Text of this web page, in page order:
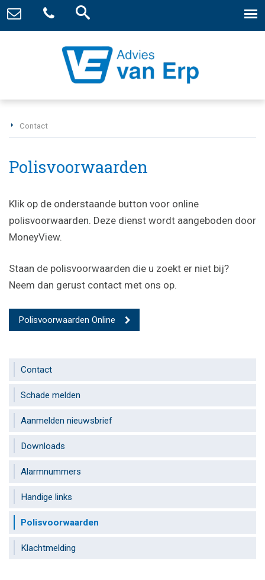
Contact
Polisvoorwaarden
Klik op de onderstaande button voor online
polisvoorwaarden. Deze dienst wordt aangeboden door
MoneyView.
Staan de polisvoorwaarden die u zoekt er niet bij?
Neem dan gerust contact met ons op.
Polisvoorwaarden Online
Contact
Schade melden
Aanmelden nieuwsbrief
Downloads
Alarmnummers
Handige links
Polisvoorwaarden
Klachtmelding